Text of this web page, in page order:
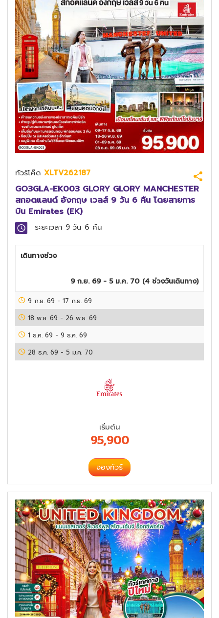
ทัวร์โค๊ด XLTV262187
GO3GLA-EK003 GLORY GLORY MANCHESTER
สกอตแลนด์ อังกฤษ เวลส์ 9 วัน 6 คืน โดยสายการ
บิน Emirates (EK)
ระยะเวลา 9 วัน 6 คืน
เดินทางช่วง
9 ก.ย. 69 - 5 ม.ค. 70 (4 ช่วงวันเดินทาง)
9 ก.ย. 69 - 17 ก.ย. 69
18 พ.ย. 69 - 26 พ.ย. 69
1 ธ.ค. 69 - 9 ธ.ค. 69
28 ธ.ค. 69 - 5 ม.ค. 70
เริ่มต้น
95,900
จองทัวร์